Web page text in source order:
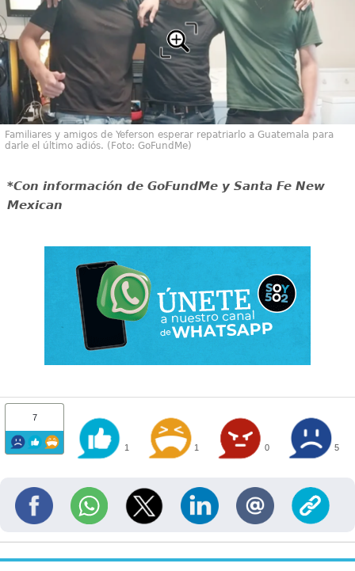
Familiares y amigos de Yeferson esperar repatriarlo a Guatemala para
darle el último adiós. (Foto: GoFundMe)
*Con información de GoFundMe y Santa Fe New
Mexican
7
1 1 0 5